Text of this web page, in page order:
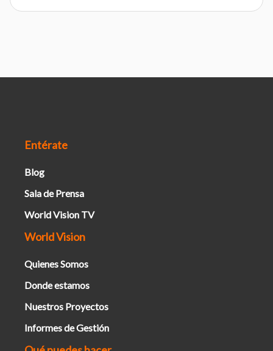
Entérate
Blog
Sala de Prensa
World Vision TV
World Vision
Quienes Somos
Donde estamos
Nuestros Proyectos
Informes de Gestión